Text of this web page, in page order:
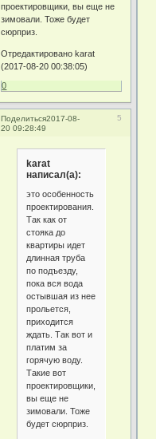
проектировщики, вы еще не
зимовали. Тоже будет
сюрприз.
Отредактировано karat
(2017-08-20 00:38:05)
0
Поделиться 5
2017-08-
20 09:28:49
karat
написал(а):
это особенность
проектирования.
Так как от
стояка до
квартиры идет
длинная труба
по подъезду,
пока вся вода
остывшая из нее
прольется,
приходится
ждать. Так вот и
платим за
горячую воду.
Такие вот
проектировщики,
вы еще не
зимовали. Тоже
будет сюрприз.